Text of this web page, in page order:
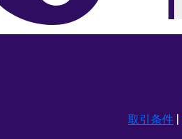
取引条件